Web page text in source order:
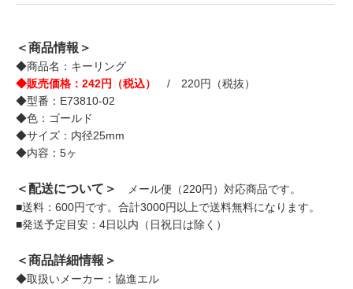
＜商品情報＞
◆商品名：キーリング
◆販売価格：242円（税込）
/ 220円（税抜）
◆型番：E73810-02
◆色：ゴールド
◆サイズ：内径25mm
◆内容：5ヶ
＜配送について＞
メール便（220円）対応商品です。
■送料：600円です。合計3000円以上で送料無料になります。
■発送予定目安：4日以内（日祝日は除く）
＜商品詳細情報＞
◆取扱いメーカー：協進エル